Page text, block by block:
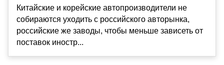
Китайские и корейские автопроизводители не
собираются уходить с российского авторынка,
российские же заводы, чтобы меньше зависеть от
поставок иностр...